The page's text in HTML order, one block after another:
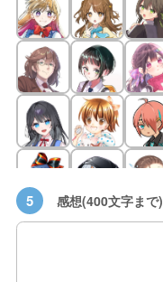
5 感想(400文字まで)